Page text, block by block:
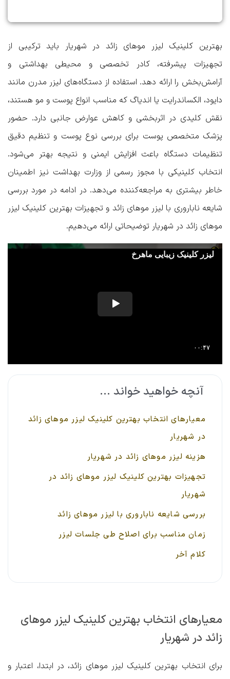
بهترین کلینیک لیزر موهای زائد در شهریار باید ترکیبی از
تجهیزات پیشرفته، کادر تخصصی و محیطی بهداشتی و
آرامش‌بخش را ارائه دهد. استفاده از دستگاه‌های لیزر مدرن مانند
دایود، الکساندرایت یا اندیاگ که مناسب انواع پوست و مو هستند،
نقش کلیدی در اثربخشی و کاهش عوارض جانبی دارد. حضور
پزشک متخصص پوست برای بررسی نوع پوست و تنظیم دقیق
تنظیمات دستگاه باعث افزایش ایمنی و نتیجه بهتر می‌شود.
انتخاب کلینیکی با مجوز رسمی از وزارت بهداشت نیز اطمینان
خاطر بیشتری به مراجعه‌کننده می‌دهد. در ادامه در مورد بررسی
شایعه ناباروری با لیزر موهای زائد و تجهیزات بهترین کلینیک لیزر
موهای زائد در شهریار توضیحاتی ارائه می‌دهیم.
آنچه خواهید خواند ...
معیارهای انتخاب بهترین کلینیک لیزر موهای زائد
در شهریار
هزینه لیزر موهای زائد در شهریار
تجهیزات بهترین کلینیک لیزر موهای زائد در
شهریار
بررسی شایعه ناباروری با لیزر موهای زائد
زمان مناسب برای اصلاح طی جلسات لیزر
کلام آخر
معیارهای انتخاب بهترین کلینیک لیزر موهای
زائد در شهریار
برای انتخاب بهترین کلینیک لیزر موهای زائد، در ابتدا، اعتبار و